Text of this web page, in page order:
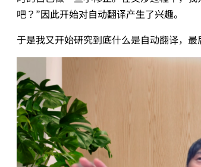
吧？”因此开始对自动翻译产生了兴趣。
于是我又开始研究到底什么是自动翻译，最